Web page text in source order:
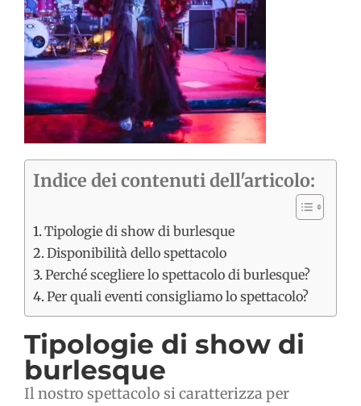
Indice dei contenuti dell'articolo:
Tipologie di show di burlesque
Disponibilità dello spettacolo
Perché scegliere lo spettacolo di burlesque?
Per quali eventi consigliamo lo spettacolo?
Tipologie di show di
burlesque
Il nostro spettacolo si caratterizza per